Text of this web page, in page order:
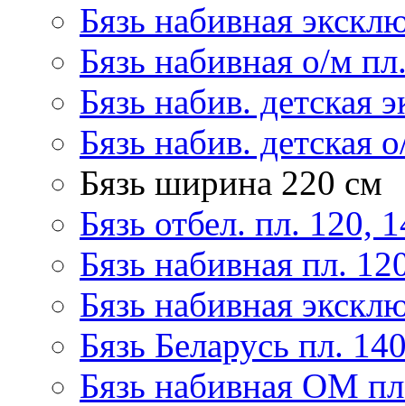
Бязь набивная
Бязь набивная о/м
Бязь набив. детская
Бязь набив. детская
Бязь ширина 220 см
Бязь отбел. пл. 120,
Бязь набивная пл.
Бязь набивная
Бязь Беларусь пл.
Бязь набивная ОМ